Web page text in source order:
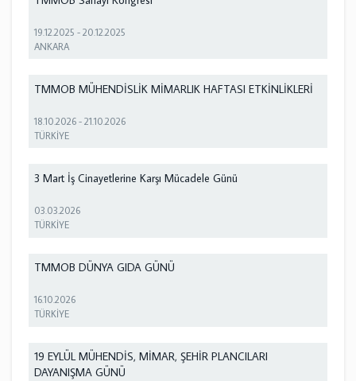
19.12.2025 -20.12.2025
ANKARA
TMMOB MÜHENDİSLİK MİMARLIK HAFTASI ETKİNLİKLERİ
18.10.2026 -21.10.2026
TÜRKİYE
3 Mart İş Cinayetlerine Karşı Mücadele Günü
03.03.2026
TÜRKİYE
TMMOB DÜNYA GIDA GÜNÜ
16.10.2026
TÜRKİYE
19 EYLÜL MÜHENDİS, MİMAR, ŞEHİR PLANCILARI
DAYANIŞMA GÜNÜ